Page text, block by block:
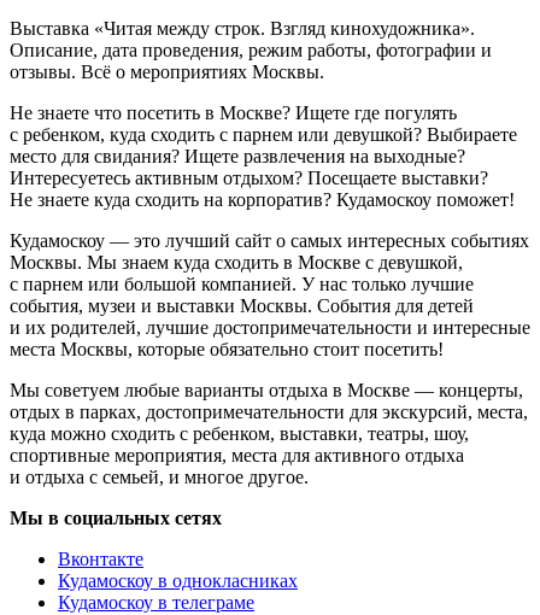
Выставка «Читая между строк. Взгляд кинохудожника».
Описание, дата проведения, режим работы, фотографии и
отзывы. Всё о мероприятиях Москвы.
Не знаете что посетить в Москве? Ищете где погулять
с ребенком, куда сходить с парнем или девушкой? Выбираете
место для свидания? Ищете развлечения на выходные?
Интересуетесь активным отдыхом? Посещаете выставки?
Не знаете куда сходить на корпоратив? Кудамоскоу поможет!
Кудамоскоу — это лучший сайт о самых интересных событиях
Москвы. Мы знаем куда сходить в Москве с девушкой,
с парнем или большой компанией. У нас только лучшие
события, музеи и выставки Москвы. События для детей
и их родителей, лучшие достопримечательности и интересные
места Москвы, которые обязательно стоит посетить!
Мы советуем любые варианты отдыха в Москве — концерты,
отдых в парках, достопримечательности для экскурсий, места,
куда можно сходить с ребенком, выставки, театры, шоу,
спортивные мероприятия, места для активного отдыха
и отдыха с семьей, и многое другое.
Мы в социальных сетях
Вконтакте
Кудамоскоу в однокласниках
Кудамоскоу в телеграме